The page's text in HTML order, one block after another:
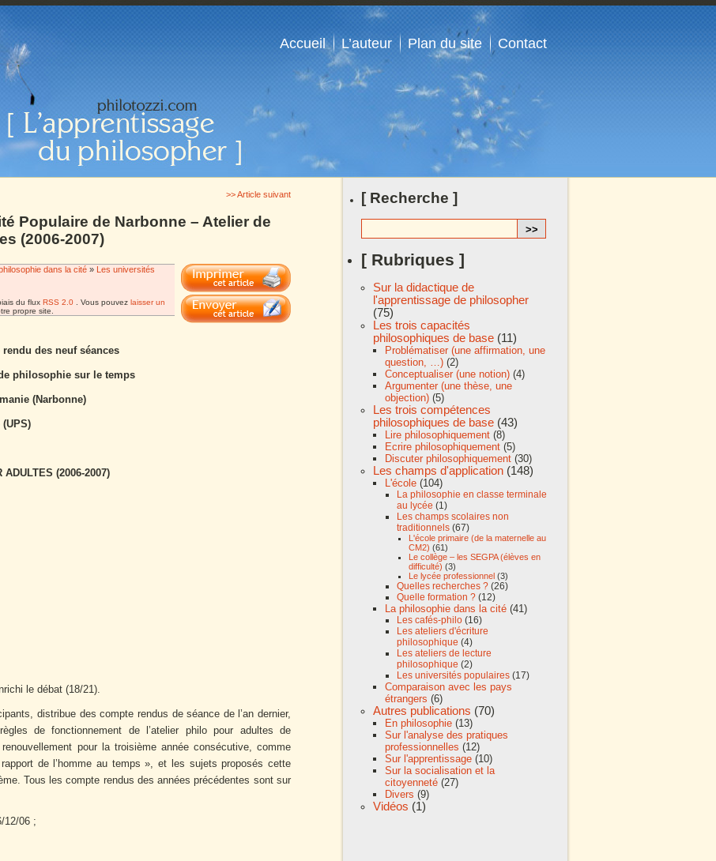
>> Article suivant
Populaire de Narbonne – Atelier de
(2006-2007)
dans la cité » Les universités
du flux RSS 2.0 . Vous pouvez laisser un
propre site.
des neuf séances
philosophie sur le temps
(Narbonne)
(2006-2007)
le débat (18/21).
distribue des compte rendus de séance de l’an dernier,
de fonctionnement de l’atelier philo pour adultes de
pour la troisième année consécutive, comme
de l’homme au temps », et les sujets proposés cette
Tous les compte rendus des années précédentes sont sur
12/06 ;
[ Recherche ]
Accueil L’auteur Plan du site Contact
[ Rubriques ]
Sur la didactique de
l'apprentissage de philosopher
(75)
Les trois capacités
philosophiques de base (11)
Problématiser (une affirmation, une
question, …) (2)
Conceptualiser (une notion) (4)
Argumenter (une thèse, une
objection) (5)
Les trois compétences
philosophiques de base (43)
Lire philosophiquement (8)
Ecrire philosophiquement (5)
Discuter philosophiquement (30)
Les champs d'application (148)
L'école (104)
La philosophie en classe terminale
au lycée (1)
Les champs scolaires non
traditionnels (67)
L'école primaire (de la maternelle au
CM2) (61)
Le collège – les SEGPA (élèves en
difficulté) (3)
Le lycée professionnel (3)
Quelles recherches ? (26)
Quelle formation ? (12)
La philosophie dans la cité (41)
Les cafés-philo (16)
Les ateliers d'écriture
philosophique (4)
Les ateliers de lecture
philosophique (2)
Les universités populaires (17)
Comparaison avec les pays
étrangers (6)
Autres publications (70)
En philosophie (13)
Sur l'analyse des pratiques
professionnelles (12)
Sur l'apprentissage (10)
Sur la socialisation et la
citoyenneté (27)
Divers (9)
Vidéos (1)